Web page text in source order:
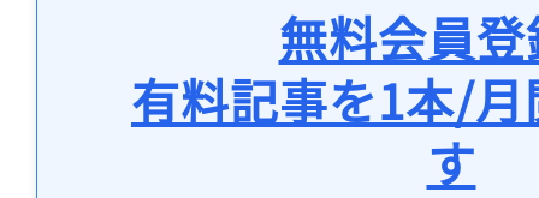
無料会員
有料記事を1本/
す